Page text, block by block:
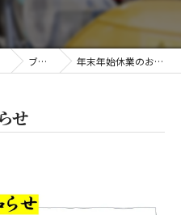
ブログ 年末年始休業のお知らせ
せ